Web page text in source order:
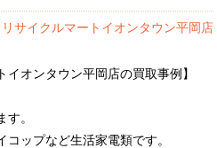
サイクルマートイオンタウン平岡店
イオンタウン平岡店の買取事例】
。
ップなど生活家電類です。